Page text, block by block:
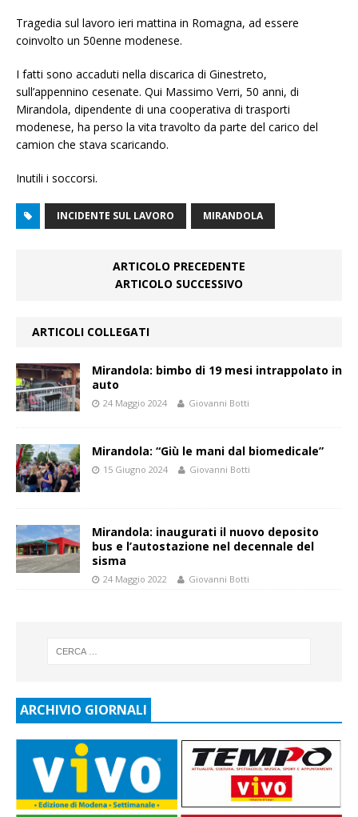
Tragedia sul lavoro ieri mattina in Romagna, ad essere
coinvolto un 50enne modenese.
I fatti sono accaduti nella discarica di Ginestreto,
sull’appennino cesenate. Qui Massimo Verri, 50 anni, di
Mirandola, dipendente di una cooperativa di trasporti
modenese, ha perso la vita travolto da parte del carico del
camion che stava scaricando.
Inutili i soccorsi.
INCIDENTE SUL LAVORO MIRANDOLA
ARTICOLO PRECEDENTE
ARTICOLO SUCCESSIVO
ARTICOLI COLLEGATI
Mirandola: bimbo di 19 mesi intrappolato in
auto
24 Maggio 2024 Giovanni Botti
Mirandola: “Giù le mani dal biomedicale”
15 Giugno 2024 Giovanni Botti
Mirandola: inaugurati il nuovo deposito
bus e l’autostazione nel decennale del
sisma
24 Maggio 2022 Giovanni Botti
ARCHIVIO GIORNALI